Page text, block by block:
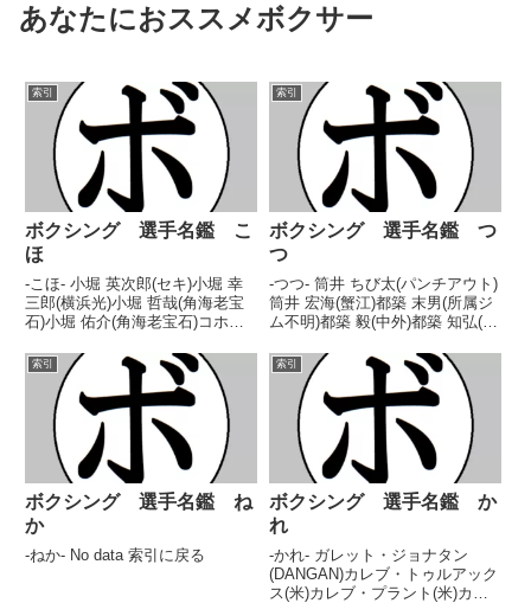
あなたにおススメボクサー
索引
ボクシング 選手名鑑 こ
ほ
-こほ- 小堀 英次郎(セキ)小堀 幸
三郎(横浜光)小堀 哲哉(角海老宝
石)小堀 佑介(角海老宝石)コホリ
和) 索引に戻る
索引
ボクシング 選手名鑑 つ
つ
-つつ- 筒井 ちび太(パンチアウト)
筒井 宏海(蟹江)都築 末男(所属ジ
ム不明)都築 毅(中外)都築 知弘(フ
(ワタナベ)堤 アキラ(帝拳)堤 五郎
(興伸)堤 聖也(角海老宝石)堤 啓至
(FUKUOKA...
索引
ボクシング 選手名鑑 ね
か
-ねか- No data 索引に戻る
索引
ボクシング 選手名鑑 か
れ
-かれ- ガレット・ジョナタン
(DANGAN)カレブ・トゥルアック
ス(米)カレブ・プラント(米)カレ